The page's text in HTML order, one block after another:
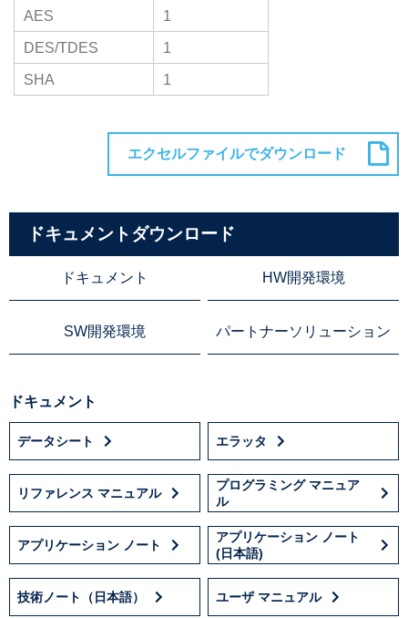
AES
1
DES/TDES
1
SHA
1
ドキュメントダウンロード
ドキュメント HW開発環境
SW開発環境 パートナーソリューション
ドキュメント
データシート エラッタ
リファレンス マニュアル
プログラミング マニュア
ル
アプリケーション ノート
アプリケーション ノート
(日本語)
技術ノート（日本語） ユーザ マニュアル